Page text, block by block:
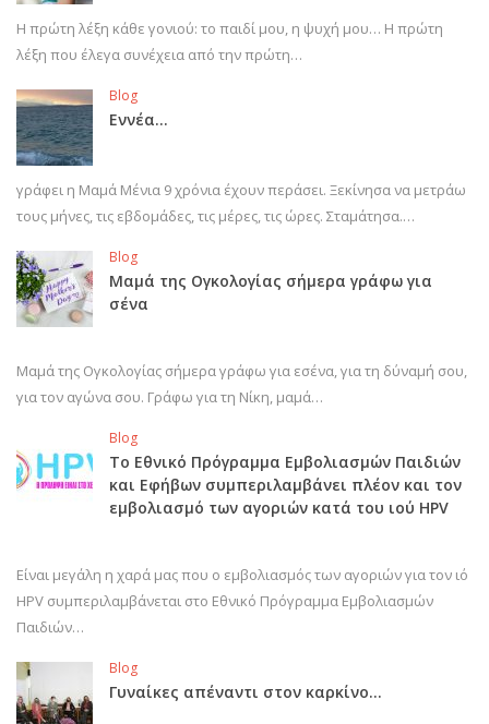
Η πρώτη λέξη κάθε γονιού: το παιδί μου, η ψυχή μου… Η πρώτη
λέξη που έλεγα συνέχεια από την πρώτη…
Blog
Εννέα…
γράφει η Μαμά Μένια 9 χρόνια έχουν περάσει. Ξεκίνησα να μετράω
τους μήνες, τις εβδομάδες, τις μέρες, τις ώρες. Σταμάτησα.…
Blog
Μαμά της Ογκολογίας σήμερα γράφω για
σένα
Μαμά της Ογκολογίας σήμερα γράφω για εσένα, για τη δύναμή σου,
για τον αγώνα σου. Γράφω για τη Νίκη, μαμά…
Blog
Το Εθνικό Πρόγραμμα Εμβολιασμών Παιδιών
και Εφήβων συμπεριλαμβάνει πλέον και τον
εμβολιασμό των αγοριών κατά του ιού HPV
Είναι μεγάλη η χαρά μας που ο εμβολιασμός των αγοριών για τον ιό
HPV συμπεριλαμβάνεται στο Εθνικό Πρόγραμμα Εμβολιασμών
Παιδιών…
Blog
Γυναίκες απέναντι στον καρκίνο…